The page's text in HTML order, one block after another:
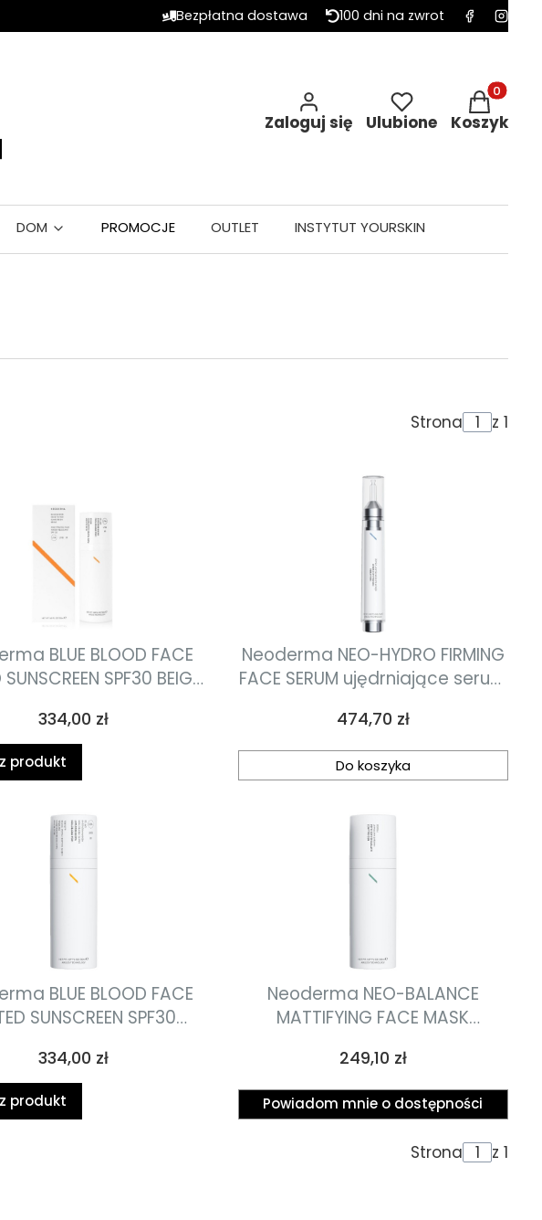
Bezpłatna dostawa 100 dni na zwrot
Zaloguj się Ulubione
Produkty
Koszyk
DOM PROMOCJE OUTLET INSTYTUT YOURSKIN
Strona z 1
BLUE BLOOD FACE
SUNSCREEN SPF30 BEIGE
filtrem SPF 30 50ml
Cena
334,00 zł
produkt
Neoderma NEO-HYDRO FIRMING
FACE SERUM ujędrniające serum
Cena
474,70 zł
Do koszyka
BLUE BLOOD FACE
SUNSCREEN SPF30
z filtrem SPF 30 50ml
Cena
334,00 zł
produkt
Neoderma NEO-BALANCE
MATTIFYING FACE MASK
ml
Cena
249,10 zł
Powiadom mnie o dostępności
Strona z 1